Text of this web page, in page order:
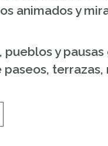
animados y
y
terrazas,